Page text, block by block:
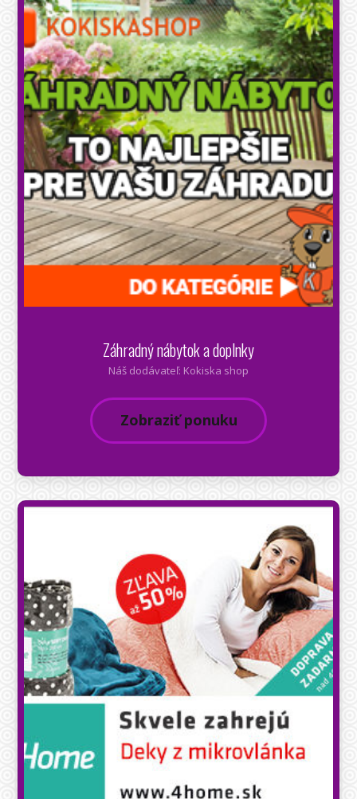
Záhradný nábytok a doplnky
Náš dodávateľ: Kokiska shop
Zobraziť ponuku